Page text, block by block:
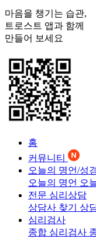
마음을 챙기는 습관,
트로스트 앱과 함께
만들어 보세요
홈
커뮤니티
오늘의 명언/성
오늘의 명언 오
전문 심리상담
상담사 찾기 상
심리검사
종합 심리검사